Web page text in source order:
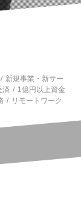
新規事業・新サー
済
1億円以上資金
リモートワーク